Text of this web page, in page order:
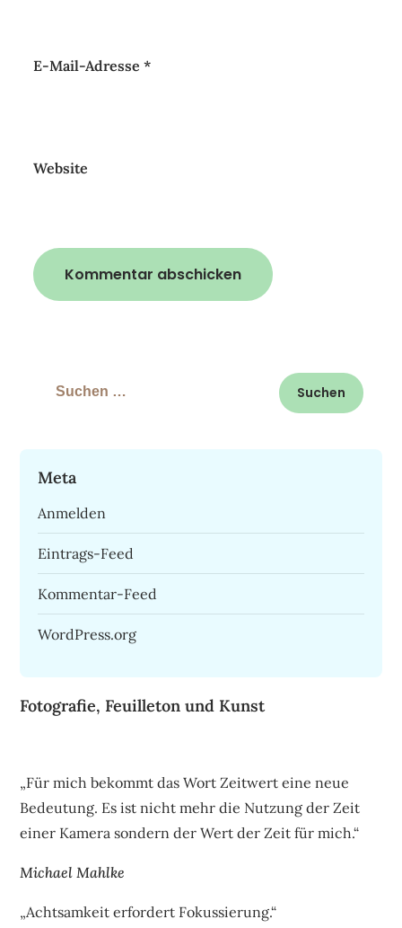
E-Mail-Adresse*
Website
Suchen
Meta
Anmelden
Eintrags-Feed
Kommentar-Feed
WordPress.org
Fotografie, Feuilleton und Kunst
„Für mich bekommt das Wort Zeitwert eine neue
Bedeutung. Es ist nicht mehr die Nutzung der Zeit
einer Kamera sondern der Wert der Zeit für mich.“
Michael Mahlke
„Achtsamkeit erfordert Fokussierung.“